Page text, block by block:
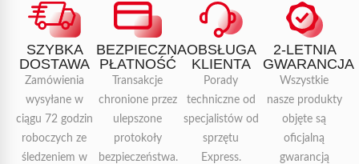
SZYBKA
DOSTAWA
Zamówienia
wysyłane w
ciągu 72 godzin
roboczych ze
śledzeniem w
BEZPIECZNA
PŁATNOŚĆ
Transakcje
chronione przez
ulepszone
protokoły
bezpieczeństwa.
OBSŁUGA
KLIENTA
Porady
techniczne od
specjalistów od
sprzętu
Express.
2-LETNIA
GWARANCJA
Wszystkie
nasze produkty
objęte są
oficjalną
gwarancją